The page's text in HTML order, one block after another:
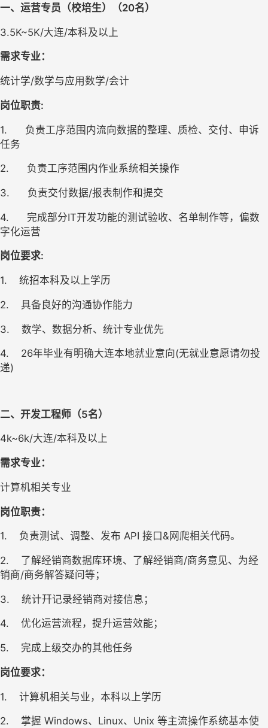
一、运营专员（校培生）（20名）
3.5K~5K/大连/本科及以上
需求专业：
统计学/数学与应用数学/会计
岗位职责:
1.
负责工序范围内流向数据的整理、质检、交付、申诉
任务
2. 负责工序范围内作业系统相关操作
3. 负责交付数据/报表制作和提交
4.
完成部分IT开发功能的测试验收、名单制作等，偏数
字化运营
岗位要求:
1. 统招本科及以上学历
2. 具备良好的沟通协作能力
3. 数学、数据分析、统计专业优先
4. 26年毕业有明确大连本地就业意向(无就业意愿请勿投
递)
二、开发工程师（5名）
4k~6k/大连/本科及以上
需求专业：
计算机相关专业
岗位职责：
1. 负责测试、调整、发布 API 接口&网爬相关代码。
2.
了解经销商数据库环境、了解经销商/商务意见、为经
销商/商务解答疑问等；
3. 统计幵记录经销商对接信息；
4. 优化运营流程，提升运营效能；
5. 完成上级交办的其他任务
岗位要求：
1. 计算机相关与业，本科以上学历
2.
掌握 Windows、Linux、Unix 等主流操作系统基本使